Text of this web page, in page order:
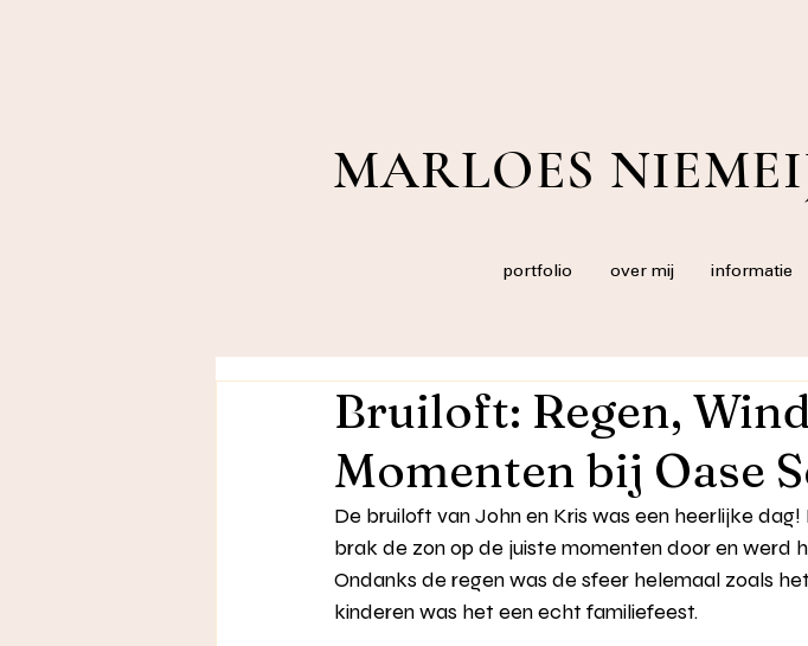
MARLOES
portfolio over mij informatie
Bruiloft: Regen,
Momenten bij Oase
De bruiloft van John en Kris was een heerlijke
brak de zon op de juiste momenten door en werd
Ondanks de regen was de sfeer helemaal zoals
kinderen was het een echt familiefeest.